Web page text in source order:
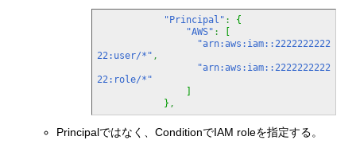
"Principal" :
{
"AWS" :
"arn:aws:iam::2222222222
22:user/*" ,
"arn:aws:iam::2222222222
22:role/*"
} ,
Principalではなく、ConditionでIAM roleを指定する。